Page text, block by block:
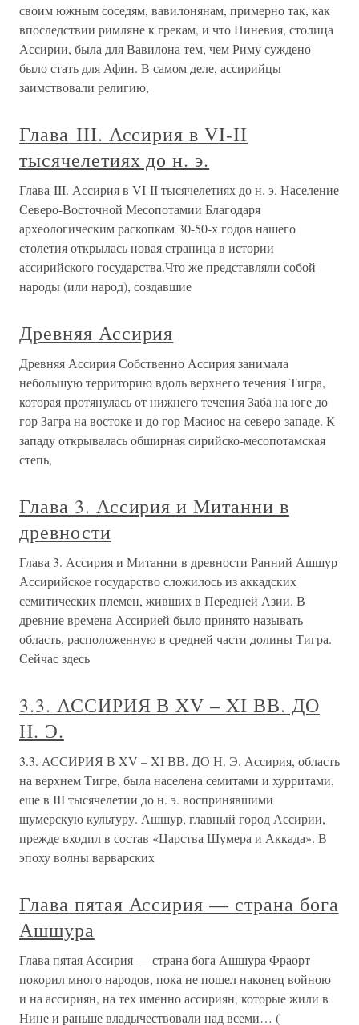
своим южным соседям, вавилонянам, примерно так, как
впоследствии римляне к грекам, и что Ниневия, столица
Ассирии, была для Вавилона тем, чем Риму суждено
было стать для Афин. В самом деле, ассирийцы
заимствовали религию,
Глава III. Ассирия в VI-II
тысячелетиях до н. э.
Глава III. Ассирия в VI-II тысячелетиях до н. э. Население
Северо-Восточной Месопотамии Благодаря
археологическим раскопкам 30-50-х годов нашего
столетия открылась новая страница в истории
ассирийского государства.Что же представляли собой
народы (или народ), создавшие
Древняя Ассирия
Древняя Ассирия Собственно Ассирия занимала
небольшую территорию вдоль верхнего течения Тигра,
которая протянулась от нижнего течения Заба на юге до
гор Загра на востоке и до гор Масиос на северо-западе. К
западу открывалась обширная сирийско-месопотамская
степь,
Глава 3. Ассирия и Митанни в
древности
Глава 3. Ассирия и Митанни в древности Ранний Ашшур
Ассирийское государство сложилось из аккадских
семитических племен, живших в Передней Азии. В
древние времена Ассирией было принято называть
область, расположенную в средней части долины Тигра.
Сейчас здесь
3.3. АССИРИЯ В XV – XI ВВ. ДО
Н. Э.
3.3. АССИРИЯ В XV – XI ВВ. ДО Н. Э. Ассирия, область
на верхнем Тигре, была населена семитами и хурритами,
еще в III тысячелетии до н. э. воспринявшими
шумерскую культуру. Ашшур, главный город Ассирии,
прежде входил в состав «Царства Шумера и Аккада». В
эпоху волны варварских
Глава пятая Ассирия — страна бога
Ашшура
Глава пятая Ассирия — страна бога Ашшура Фраорт
покорил много народов, пока не пошел наконец войною
и на ассириян, на тех именно ассириян, которые жили в
Нине и раньше владычествовали над всеми… (